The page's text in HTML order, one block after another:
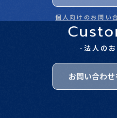
個人向けのお問い
-法人の
お問い合わせ